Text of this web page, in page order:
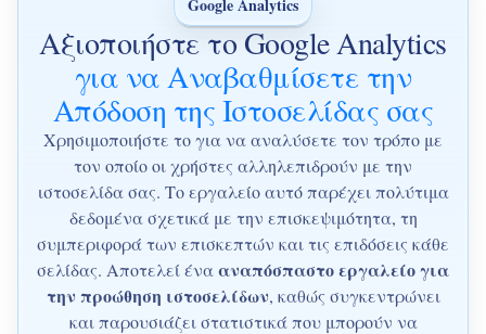
Google Analytics
Αξιοποιήστε το Google Analytics
για να Αναβαθμίσετε την
Απόδοση της Ιστοσελίδας σας
Χρησιμοποιήστε το για να αναλύσετε τον τρόπο με
τον οποίο οι χρήστες αλληλεπιδρούν με την
ιστοσελίδα σας. Το εργαλείο αυτό παρέχει πολύτιμα
δεδομένα σχετικά με την επισκεψιμότητα, τη
συμπεριφορά των επισκεπτών και τις επιδόσεις κάθε
σελίδας. Αποτελεί ένααναπόσπαστο εργαλείο για
την προώθηση ιστοσελίδων, καθώς συγκεντρώνει
και παρουσιάζει στατιστικά που μπορούν να